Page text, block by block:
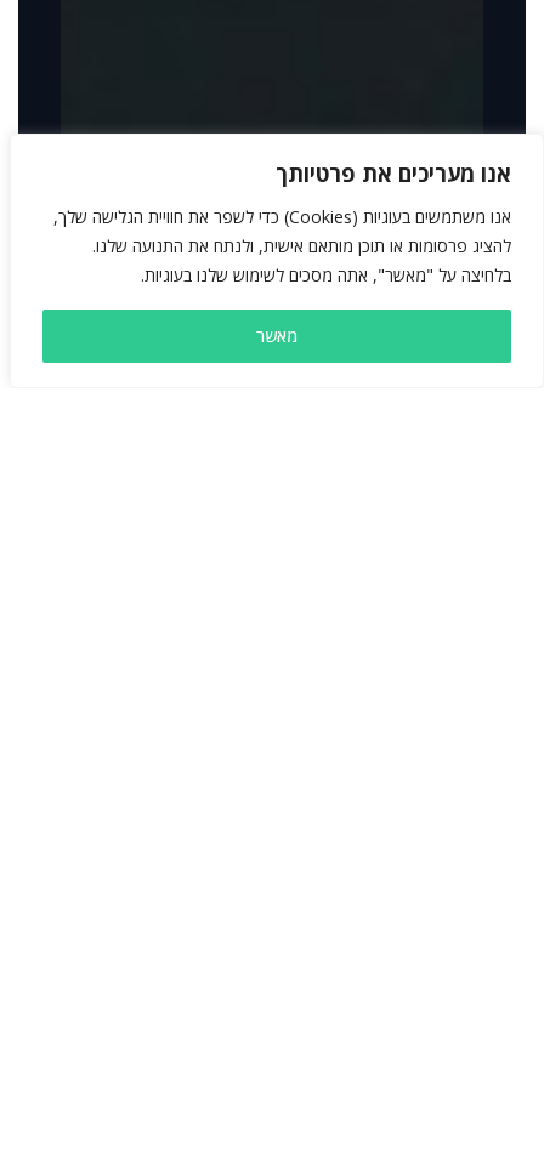
אנו מעריכים את פרטיותך
אנו משתמשים בעוגיות (Cookies) כדי לשפר את חוויית הגלישה שלך,
להציג פרסומות או תוכן מותאם אישית, ולנתח את התנועה שלנו.
בלחיצה על "מאשר", אתה מסכים לשימוש שלנו בעוגיות.
מאשר